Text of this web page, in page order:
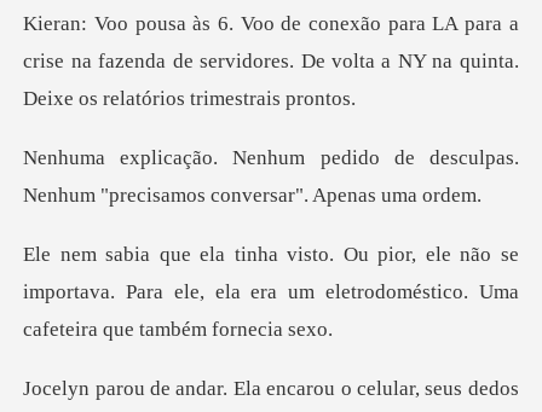
a a
crise na fazenda de servidores. De volta a NY
o de desculpas.
Nenhum "precisam
não se
importava. Para ele, ela era um eletrod
lar, seus dedos